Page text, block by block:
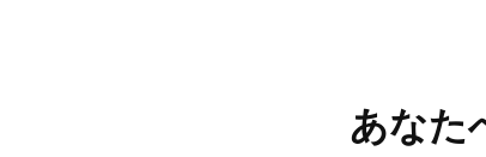
あなた